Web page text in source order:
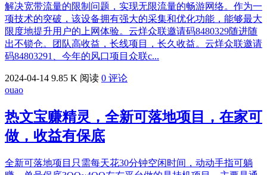
解决宽带流量的限制问题，实现无限流量的畅游网络。作为一
项技术的突破，该设备拥有强大的采集和优化功能，能够最大
限度地提升用户的上网体验。云烊众联邀请码8480329随进随
出不锁仓。团队高收益，长线项目，长久收益。云烊众联邀请
码84803291、今年的风口项目众联c...
2024-04-14 9.85 K 阅读 0 评论
ouao
热文宝赚精灵，全新可落地项目，在家可
做，收益有保底
全新可落地项目只需每天花30分钟空闲时间，动动手指可躺